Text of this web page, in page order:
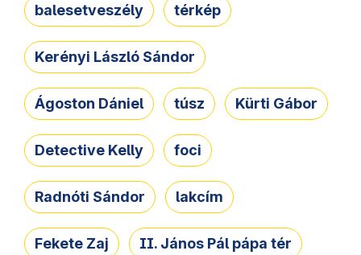
balesetveszély térkép
Kerényi László Sándor
Ágoston Dániel túsz Kürti Gábor
Detective Kelly foci
Radnóti Sándor lakcím
Fekete Zaj II. János Pál pápa tér